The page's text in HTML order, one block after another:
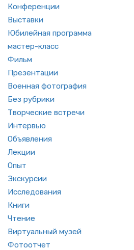
Кон­фе­рен­ции
Вы­став­ки
Юби­лей­ная про­грам­ма
ма­стер-класс
Фильм
Пре­зен­та­ции
Во­ен­ная фо­то­гра­фия
Без руб­ри­ки
Твор­че­ские встре­чи
Ин­тер­вью
Объ­яв­ле­ния
Лек­ции
Опыт
Экс­кур­сии
Ис­сле­до­ва­ния
Книги
Чте­ние
Вир­ту­аль­ный музей
Фо­то­от­чет